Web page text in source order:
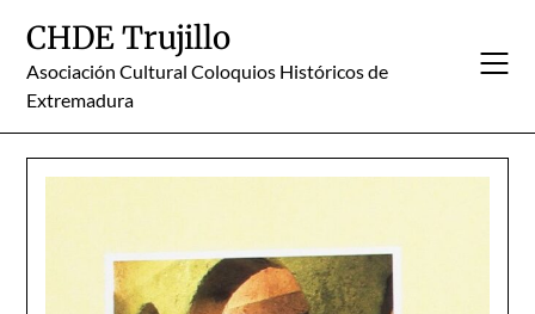
content
CHDE Trujillo
Asociación Cultural Coloquios Históricos de
Extremadura